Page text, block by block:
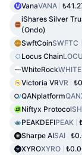
VanaVANA
iShares Silver
(Ondo)
SwftCoinSWFTC
Locus Chain
WhiteRockWHITE
Victoria VRVR
QANplatform
Niftyx Protocol
PEAKDEFIPEAK
Sharpe AISAI
XYROXYRO